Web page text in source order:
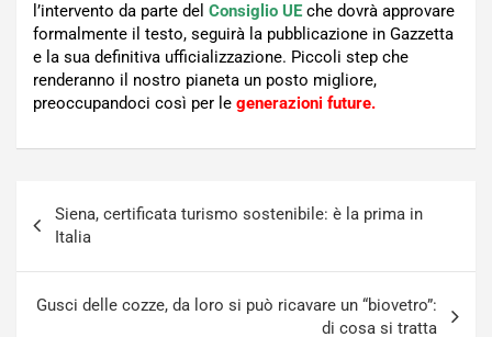
l’intervento da parte del Consiglio UE che dovrà approvare
formalmente il testo, seguirà la pubblicazione in Gazzetta
e la sua definitiva ufficializzazione. Piccoli step che
renderanno il nostro pianeta un posto migliore,
preoccupandoci così per le generazioni future.
articoli
Siena, certificata turismo sostenibile: è la prima in
Italia
Gusci delle cozze, da loro si può ricavare un “biovetro”:
di cosa si tratta